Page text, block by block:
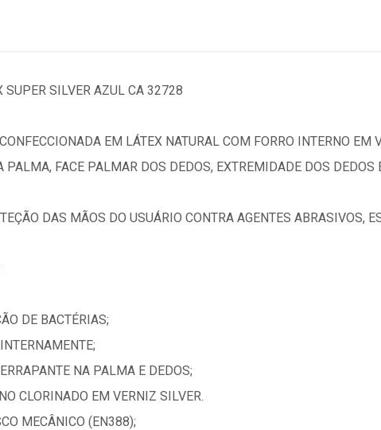
SUPER SILVER AZUL CA 32728
EM LÁTEX NATURAL COM FORRO INTERNO EM
PALMA, FACE PALMAR DOS DEDOS, EXTREMIDADE DOS DEDOS
DAS MÃOS DO USUÁRIO CONTRA AGENTES ABRASIVOS,
DE BACTÉRIAS;
NA PALMA E DEDOS;
CLORINADO EM VERNIZ SILVER.
MECÂNICO (EN388);